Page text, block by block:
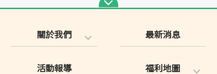
關於我們 最新消息
活動報導 福利地圖